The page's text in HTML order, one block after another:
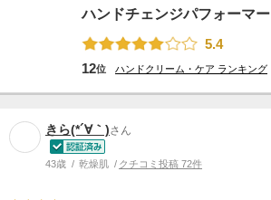
ハンドチェンジパフォーマー
5.4
12位 ハンドクリーム・ケア ランキング
きら(*´∀｀)さん
43歳 乾燥肌 クチコミ投稿 72件